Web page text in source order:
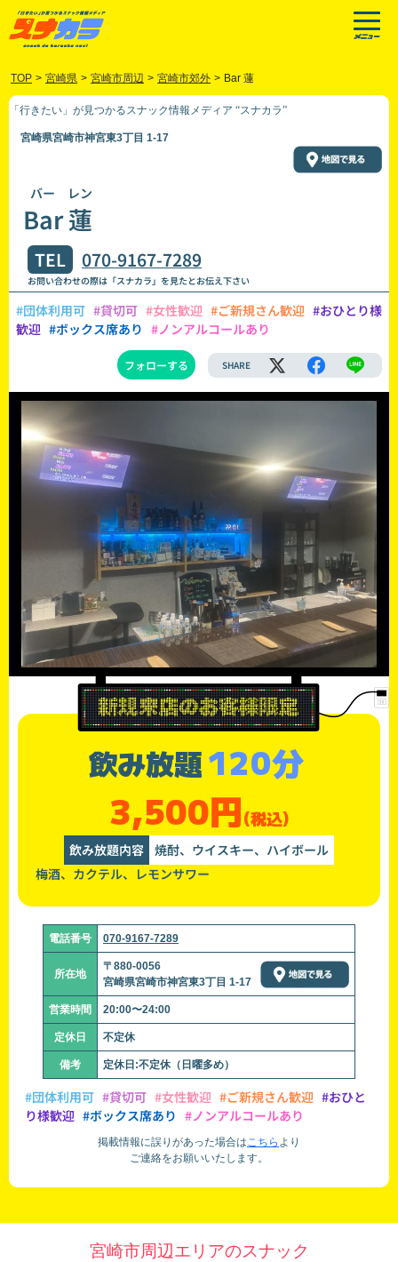
TOP > 宮崎県 > 宮崎市周辺 > 宮崎市郊外 > Bar 蓮
「行きたい」が見つかるスナック情報メディア “スナカラ”
宮崎県宮崎市神宮東3丁目 1-17
バー レン
Bar 蓮
TEL 070-9167-7289
お問い合わせの際は「スナカラ」を見たとお伝え下さい
#団体利用可 #貸切可 #女性歓迎 #ご新規さん歓迎 #おひとり様
歓迎 #ボックス席あり #ノンアルコールあり
フォローする SHARE
飲み放題120分
3,500円(税込)
飲み放題内容 焼酎、ウイスキー、ハイボール
梅酒、カクテル、レモンサワー
電話番号 070-9167-7289
所在地
〒880-0056
宮崎県宮崎市神宮東3丁目 1-17
営業時間 20:00〜24:00
定休日 不定休
備考 定休日:不定休（日曜多め）
#団体利用可 #貸切可 #女性歓迎 #ご新規さん歓迎 #おひと
り様歓迎 #ボックス席あり #ノンアルコールあり
掲載情報に誤りがあった場合はこちら より
ご連絡をお願いいたします。
宮崎市周辺エリアのスナック